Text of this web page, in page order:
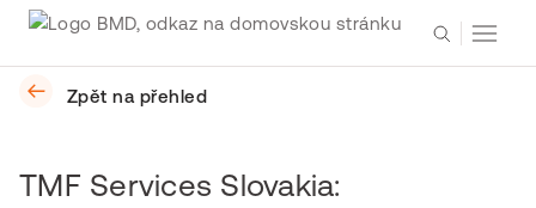
Zpět na přehled
TMF Services Slovakia: